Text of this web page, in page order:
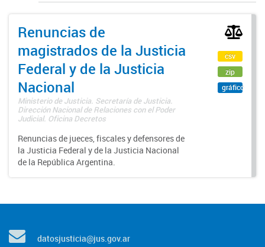
Renuncias de
magistrados de la Justicia
Federal y de la Justicia
Nacional
Ministerio de Justicia. Secretaría de Justicia.
Dirección Nacional de Relaciones con el Poder
Judicial. Oficina Decretos
Renuncias de jueces, fiscales y defensores de
la Justicia Federal y de la Justicia Nacional
de la República Argentina.
csv
zip
gráfico
datosjusticia@jus.gov.ar